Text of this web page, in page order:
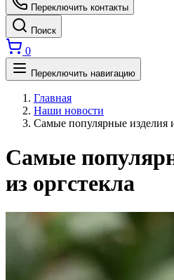
Переключить контакты
Поиск
0
Переключить навигацию
Главная
Наши новости
Самые популярные изделия
Самые
из оргстекла